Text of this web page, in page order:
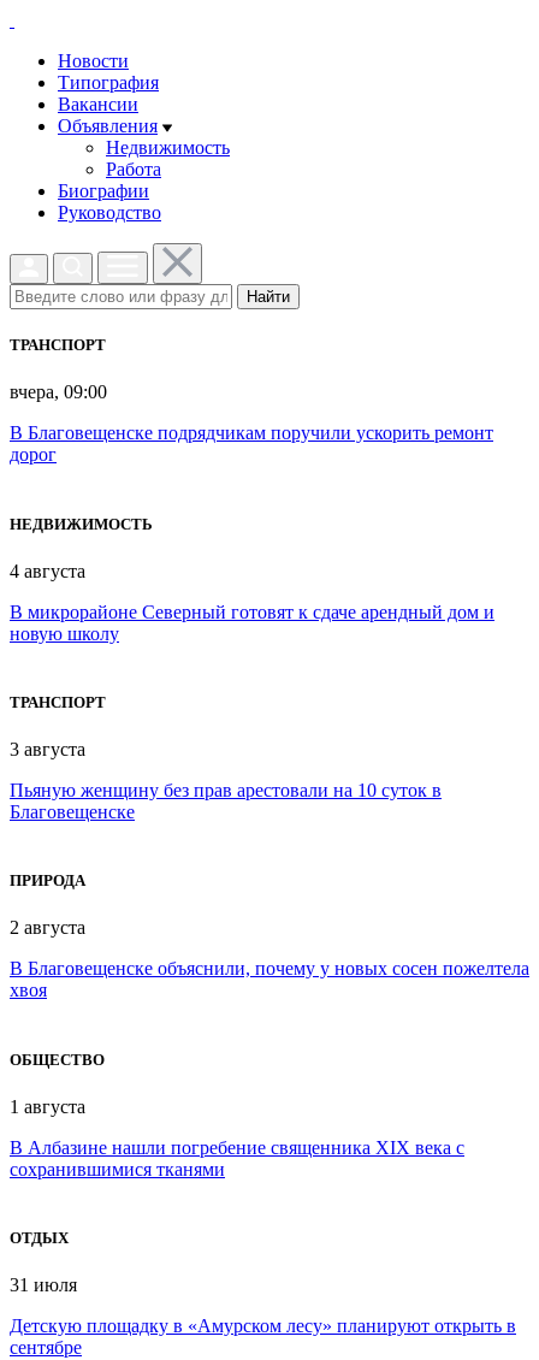
Новости
Типография
Вакансии
Объявления
Недвижимость
Работа
Биографии
Руководство
Найти
ТРАНСПОРТ
вчера, 09:00
В Благовещенске подрядчикам поручили ускорить ремонт
дорог
НЕДВИЖИМОСТЬ
4 августа
В микрорайоне Северный готовят к сдаче арендный дом и
новую школу
ТРАНСПОРТ
3 августа
Пьяную женщину без прав арестовали на 10 суток в
Благовещенске
ПРИРОДА
2 августа
В Благовещенске объяснили, почему у новых сосен пожелтела
хвоя
ОБЩЕСТВО
1 августа
В Албазине нашли погребение священника XIX века с
сохранившимися тканями
ОТДЫХ
31 июля
Детскую площадку в «Амурском лесу» планируют открыть в
сентябре